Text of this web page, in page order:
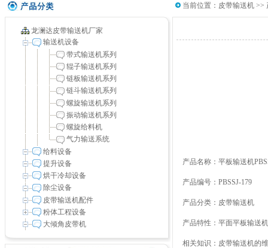
龙澜达皮带输送机厂家
输送机设备
带式输送机系列
辊子输送机系列
链板输送机系列
链斗输送机系列
螺旋输送机系列
振动输送机系列
螺旋给料机
气力输送系统
给料设备
提升设备
烘干冷却设备
除尘设备
皮带输送机配件
粉体工程设备
大倾角皮带机
当前位置： 皮带输送机>>
产品名称：平板输送机
产品编号：PBSSJ-179
产品分类： 皮带输送机
产品特性：平面平板输送
相关知识： 皮带输送机的